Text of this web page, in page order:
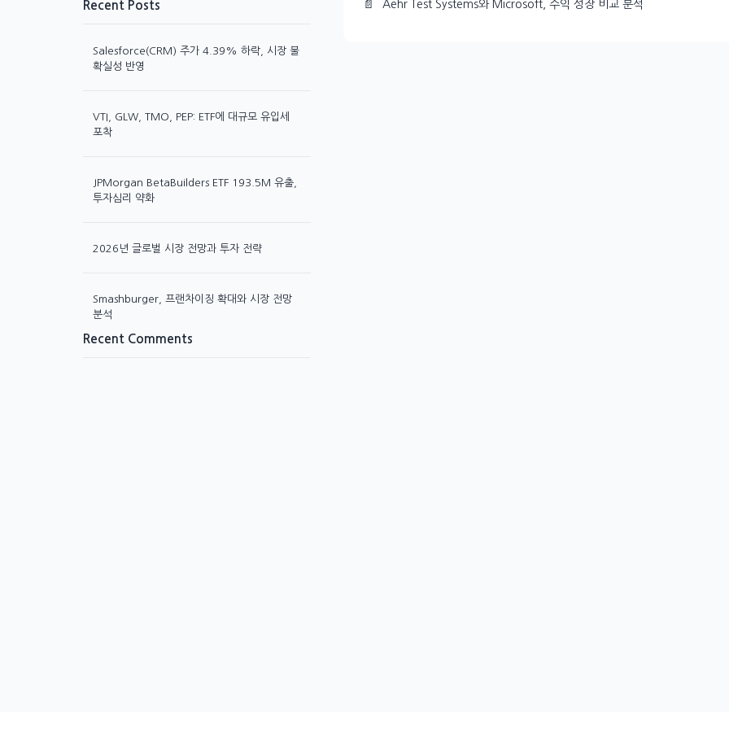
Recent Posts
Salesforce(CRM) 주가 4.39% 하락, 시장 불
확실성 반영
VTI, GLW, TMO, PEP: ETF에 대규모 유입세
포착
JPMorgan BetaBuilders ETF 193.5M 유출,
투자심리 약화
2026년 글로벌 시장 전망과 투자 전략
Smashburger, 프랜차이징 확대와 시장 전망
분석
Recent Comments
📄 Aehr Test Systems와 Microsoft, 수익 성장 비교 분석